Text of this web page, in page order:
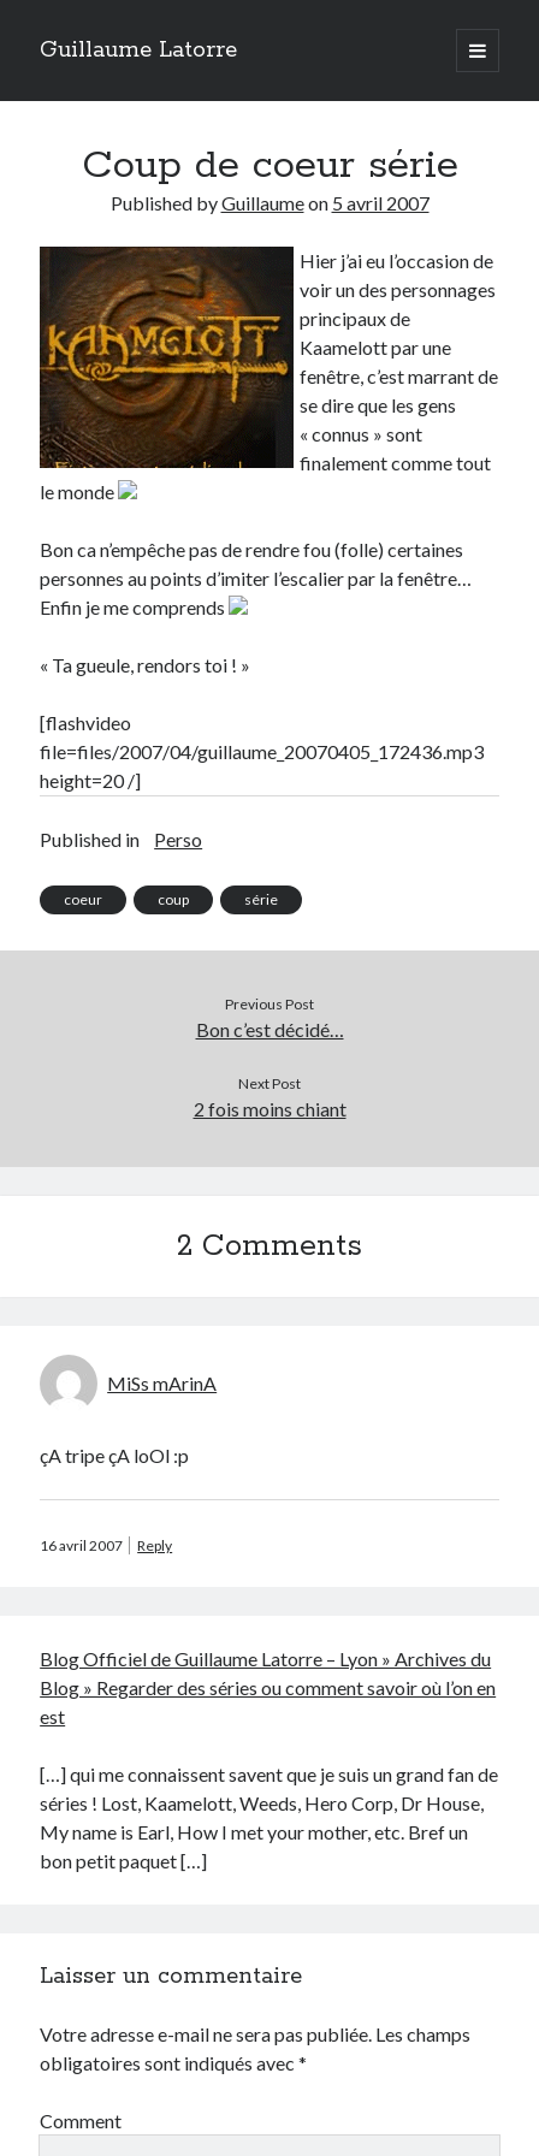
Guillaume Latorre
open
primary
twitter
facebook
linkedininstagram
Geek
Humour
Sidebar
Guillaume Latorre, marié et père de deux merveilleuses petites filles,
j’ai créé ma société de développement WebEverlatsen 2013, j’ai
également racheté en 2016 et perfectionné un site eCommerce de
vente de diffuseurs d’huiles essentiellesque j’ai revendu en 2020.
En 2024, on a décidé avec ma femme et mes filles de tout vendre pour
partir habiter en Espagne. Nous voilà maintenant installés sur la Costa
Blanca.
Derniers articles
monde
Banaya ou comment créer une marque élégante pour chiens et chats
protonURL ou comment partager des mots de passe ou informations
confidentielles de façon sécurisée ?
Corriger l’erreur « ‘ps_tablename’ doesn’t exist » sur PrestaShop avec
Suivez-moi :)
Search
cURL 60 ?
l’erreur cURL 60 ?
CaroldansComment récupérer le lien vers mon profil Telegram ?
FerrydansRendez-nous la vraie Cerise de Groupama !!
Coup de coeur série
Published byGuillaumeon 5 avril 2007
Hier j’ai eu l’occasion de
voir un des personnages
principaux de
Kaamelott par une
fenêtre, c’est marrant de
se dire que les gens
« connus » sont
finalement comme tout
le monde
Bon ca n’empêche pas de rendre fou (folle) certaines
personnes au points d’imiter l’escalier par la fenêtre…
Enfin je me comprends
« Ta gueule, rendors toi ! »
[flashvideo
file=files/2007/04/guillaume_20070405_172436.mp3
height=20 /]
Published in Perso
coeur coup série
Previous Post
Bon c’est décidé…
Next Post
2 fois moins chiant
2 Comments
MiSs mArinA
çA tripe çA loOl :p
16 avril 2007 Reply
Blog Officiel de Guillaume Latorre – Lyon » Archives du
Blog » Regarder des séries ou comment savoir où l’on en
est
[…] qui me connaissent savent que je suis un grand fan de
séries ! Lost, Kaamelott, Weeds, Hero Corp, Dr House,
My name is Earl, How I met your mother, etc. Bref un
bon petit paquet […]
Laisser un commentaire
Votre adresse e-mail ne sera pas publiée. Les champs
obligatoires sont indiqués avec*
Comment